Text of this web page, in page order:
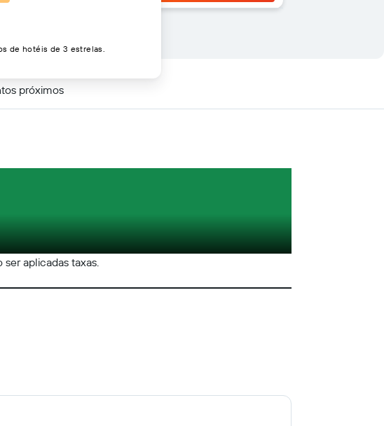
próximos
aplicadas taxas.
de hotéis de 3 estrelas.